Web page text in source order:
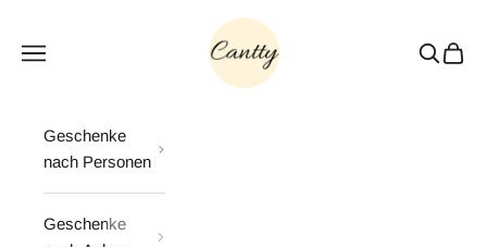
Cantty
Menü
Suchen
Geschenke
nach Personen
Geschenke